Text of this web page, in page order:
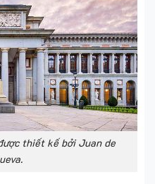
thiết kế bởi Juan de